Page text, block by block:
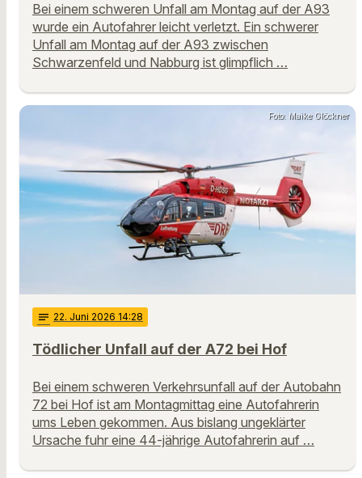
Bei einem schweren Unfall am Montag auf der A93
wurde ein Autofahrer leicht verletzt. Ein schwerer
Unfall am Montag auf der A93 zwischen
Schwarzenfeld und Nabburg ist glimpflich …
Foto: Maike Glöckner
notes 22. Juni 2026 14:28
Tödlicher Unfall auf der A72 bei Hof
Bei einem schweren Verkehrsunfall auf der Autobahn
72 bei Hof ist am Montagmittag eine Autofahrerin
ums Leben gekommen. Aus bislang ungeklärter
Ursache fuhr eine 44-jährige Autofahrerin auf …